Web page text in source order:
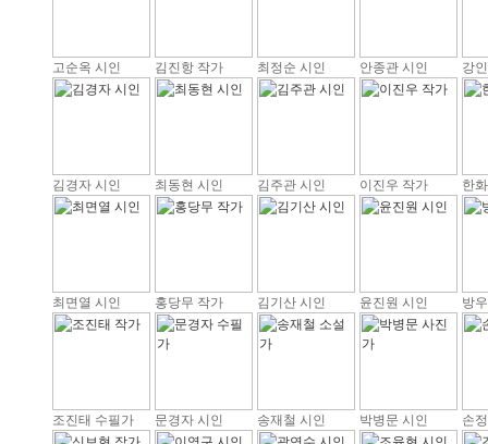
고순옥 시인 김진항 작가 최정순 시인 안종관 시인 강
김경자 시인 최동현 시인 김주관 시인 이진우 작가 한
최면열 시인 홍당무 작가 김기산 시인 윤진원 시인 방
조진태 수필가 문경자 시인 송재철 시인 박병문 시인 손